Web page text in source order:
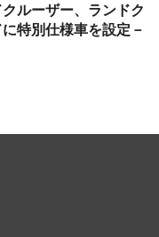
ルーザー、ランドク
特別仕様車を設定－